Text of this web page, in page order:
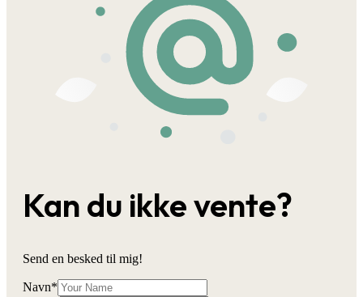
Kan du ikke vente?
Send en besked til mig!
Navn*